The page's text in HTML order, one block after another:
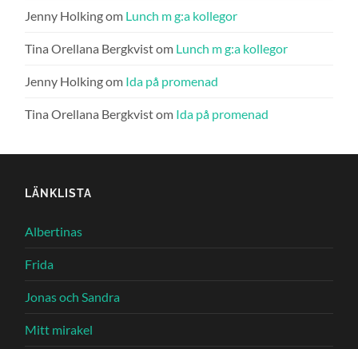
Jenny Holkingom Lunch m g:a kollegor
Tina Orellana Bergkvistom Lunch m g:a kollegor
Jenny Holkingom Ida på promenad
Tina Orellana Bergkvistom Ida på promenad
LÄNKLISTA
Albertinas
Frida
Jonas och Sandra
Mitt mirakel